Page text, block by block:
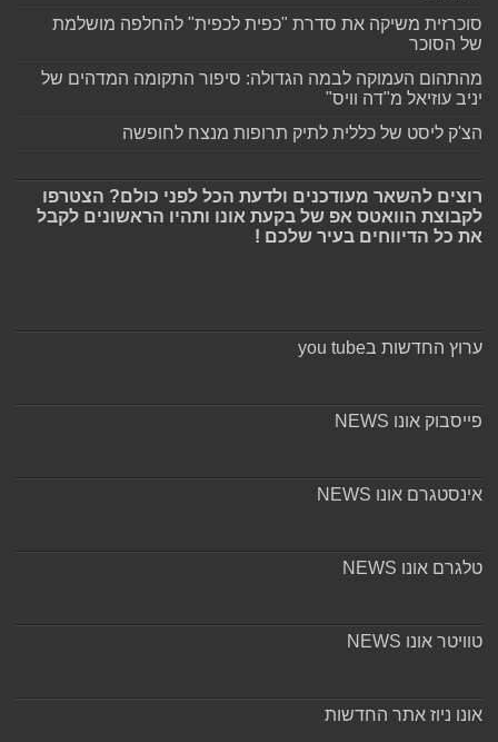
סוכרזית משיקה את סדרת "כפית לכפית" להחלפה מושלמת
של הסוכר
מהתהום העמוקה לבמה הגדולה: סיפור התקומה המדהים של
יניב עוזיאל מ"דה וויס"
הצ'ק ליסט של כללית לתיק תרופות מנצח לחופשה
רוצים להשאר מעודכנים ולדעת הכל לפני כולם? הצטרפו
לקבוצת הוואטס אפ של בקעת אונו ותהיו הראשונים לקבל
את כל הדיווחים בעיר שלכם !
ערוץ החדשות בyou tube
פייסבוק אונו NEWS
אינסטגרם אונו NEWS
טלגרם אונו NEWS
טוויטר אונו NEWS
אונו ניוז אתר החדשות